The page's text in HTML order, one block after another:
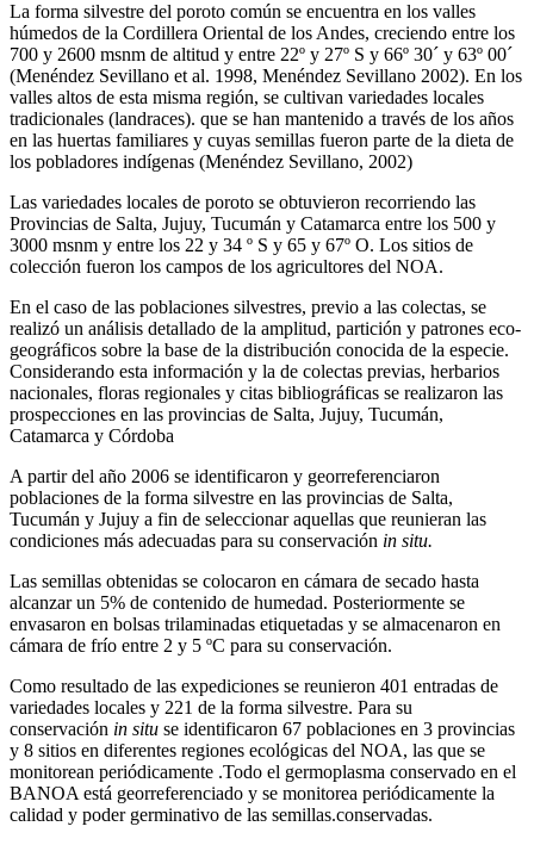
La forma silvestre del poroto común se encuentra en los valles
húmedos de la Cordillera Oriental de los Andes, creciendo entre los
700 y 2600 msnm de altitud y entre 22º y 27º S y 66º 30´ y 63º 00´
(Menéndez Sevillano et al. 1998, Menéndez Sevillano 2002). En los
valles altos de esta misma región, se cultivan variedades locales
tradicionales (landraces). que se han mantenido a través de los años
en las huertas familiares y cuyas semillas fueron parte de la dieta de
los pobladores indígenas (Menéndez Sevillano, 2002)
Las variedades locales de poroto se obtuvieron recorriendo las
Provincias de Salta, Jujuy, Tucumán y Catamarca entre los 500 y
3000 msnm y entre los 22 y 34 º S y 65 y 67º O. Los sitios de
colección fueron los campos de los agricultores del NOA.
En el caso de las poblaciones silvestres, previo a las colectas, se
realizó un análisis detallado de la amplitud, partición y patrones eco-
geográficos sobre la base de la distribución conocida de la especie.
Considerando esta información y la de colectas previas, herbarios
nacionales, floras regionales y citas bibliográficas se realizaron las
prospecciones en las provincias de Salta, Jujuy, Tucumán,
Catamarca y Córdoba
A partir del año 2006 se identificaron y georreferenciaron
poblaciones de la forma silvestre en las provincias de Salta,
Tucumán y Jujuy a fin de seleccionar aquellas que reunieran las
condiciones más adecuadas para su conservación in situ.
Las semillas obtenidas se colocaron en cámara de secado hasta
alcanzar un 5% de contenido de humedad. Posteriormente se
envasaron en bolsas trilaminadas etiquetadas y se almacenaron en
cámara de frío entre 2 y 5 ºC para su conservación.
Como resultado de las expediciones se reunieron 401 entradas de
variedades locales y 221 de la forma silvestre. Para su
conservación in situ se identificaron 67 poblaciones en 3 provincias
y 8 sitios en diferentes regiones ecológicas del NOA, las que se
monitorean periódicamente .Todo el germoplasma conservado en el
BANOA está georreferenciado y se monitorea periódicamente la
calidad y poder germinativo de las semillas.conservadas.